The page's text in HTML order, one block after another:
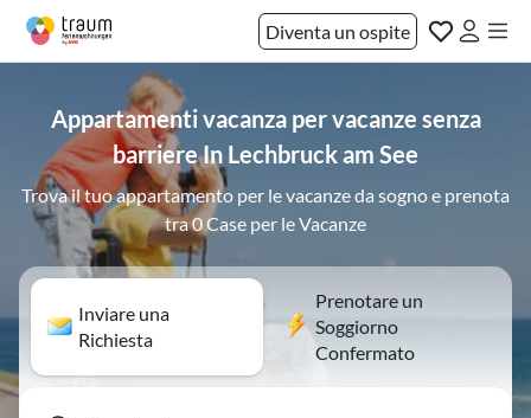
Diventa un ospite
Appartamenti vacanza per vacanze senza
barriere In Lechbruck am See
Trova il tuo appartamento per le vacanze da sogno e prenota
tra 0 Case per le Vacanze
Inviare una
Richiesta
Prenotare un
Soggiorno
Confermato